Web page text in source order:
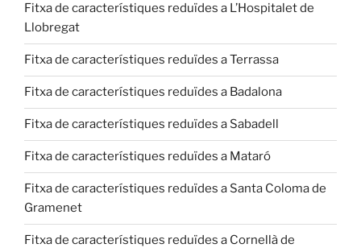
Fitxa de característiques reduïdes a L’Hospitalet de
Llobregat
Fitxa de característiques reduïdes a Terrassa
Fitxa de característiques reduïdes a Badalona
Fitxa de característiques reduïdes a Sabadell
Fitxa de característiques reduïdes a Mataró
Fitxa de característiques reduïdes a Santa Coloma de
Gramenet
Fitxa de característiques reduïdes a Cornellà de